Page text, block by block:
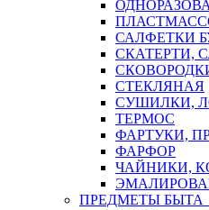
САЛФЕТКИ
СКАТЕРТИ,
СТЕКЛЯНАЯ
СУШИЛКИ,
ТЕРМОС
ФАРТУКИ,
ФАРФОР
ЧАЙНИКИ,
ПРЕДМЕТЫ БЫТА